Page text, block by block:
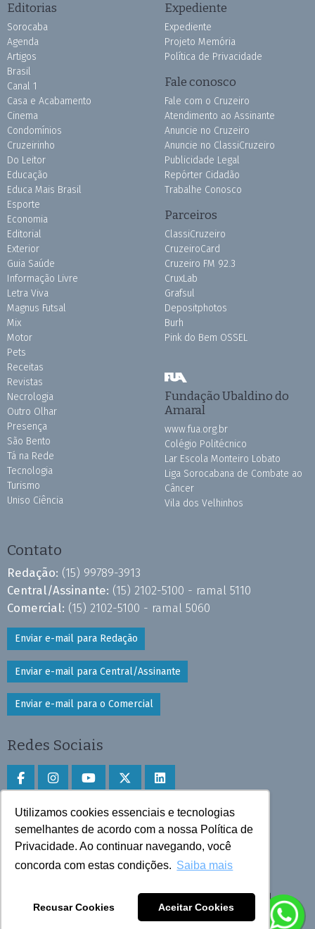
Utilizamos cookies essenciais e tecnologias
semelhantes de acordo com a nossa Política de
Privacidade. Ao continuar navegando, você
concorda com estas condições. Saiba mais
Recusar Cookies Aceitar Cookies
Editorias
Sorocaba
Agenda
Artigos
Brasil
Canal 1
Casa e Acabamento
Cinema
Condomínios
Cruzeirinho
Do Leitor
Educação
Educa Mais Brasil
Esporte
Economia
Editorial
Exterior
Guia Saúde
Informação Livre
Letra Viva
Magnus Futsal
Mix
Motor
Pets
Receitas
Revistas
Necrologia
Outro Olhar
Presença
São Bento
Tá na Rede
Tecnologia
Turismo
Uniso Ciência
Expediente
Expediente
Projeto Memória
Política de Privacidade
Fale conosco
Fale com o Cruzeiro
Atendimento ao Assinante
Anuncie no Cruzeiro
Anuncie no ClassiCruzeiro
Publicidade Legal
Repórter Cidadão
Trabalhe Conosco
Parceiros
ClassiCruzeiro
CruzeiroCard
Cruzeiro FM 92.3
CruxLab
Grafsul
Depositphotos
Burh
Pink do Bem OSSEL
Fundação Ubaldino do
Amaral
www.fua.org.br
Colégio Politécnico
Lar Escola Monteiro Lobato
Liga Sorocabana de Combate ao
Câncer
Vila dos Velhinhos
Contato
Redação: (15) 99789-3913
Central/Assinante: (15) 2102-5100 - ramal 5110
Comercial: (15) 2102-5100 - ramal 5060
Enviar e-mail para Redação
Enviar e-mail para Central/Assinante
Enviar e-mail para o Comercial
Redes Sociais
Faça download do aplicativo
Play Store e App Store
Todos os direitos reservados © 2025 Cruzeiro do Sul